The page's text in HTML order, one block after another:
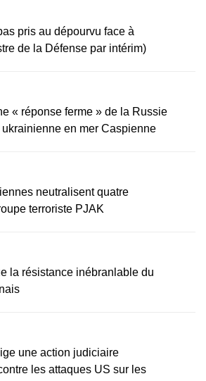
pris au dépourvu face à
de la Défense par intérim)
« réponse ferme » de la Russie
en mer Caspienne
neutralisent quatre
terroriste PJAK
la résistance inébranlable du
une action judiciaire
les attaques US sur les